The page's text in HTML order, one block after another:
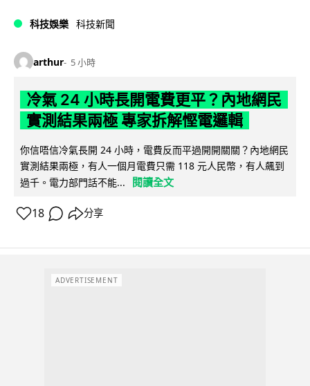
科技娛樂 科技新聞
arthur 5 小時
冷氣 24 小時長開電費更平？內地網民
實測結果兩極 專家拆解慳電邏輯
你信唔信冷氣長開 24 小時，電費反而平過開開關關？內地網民
實測結果兩極，有人一個月電費只需 118 元人民幣，有人飆到
過千。電力部門話不能...
閱讀全文
18 分享
ADVERTISEMENT